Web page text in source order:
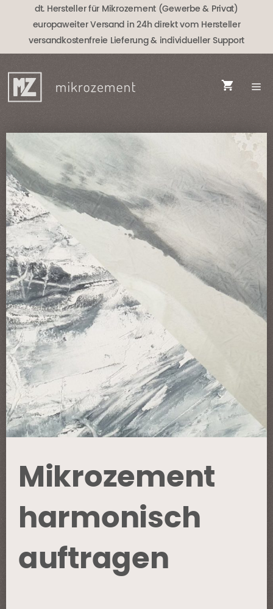
dt. Hersteller für Mikrozement (Gewerbe & Privat)
europaweiter Versand in 24h direkt vom Hersteller
versandkostenfreie Lieferung& individueller Support
Mikrozement
harmonisch
auftragen